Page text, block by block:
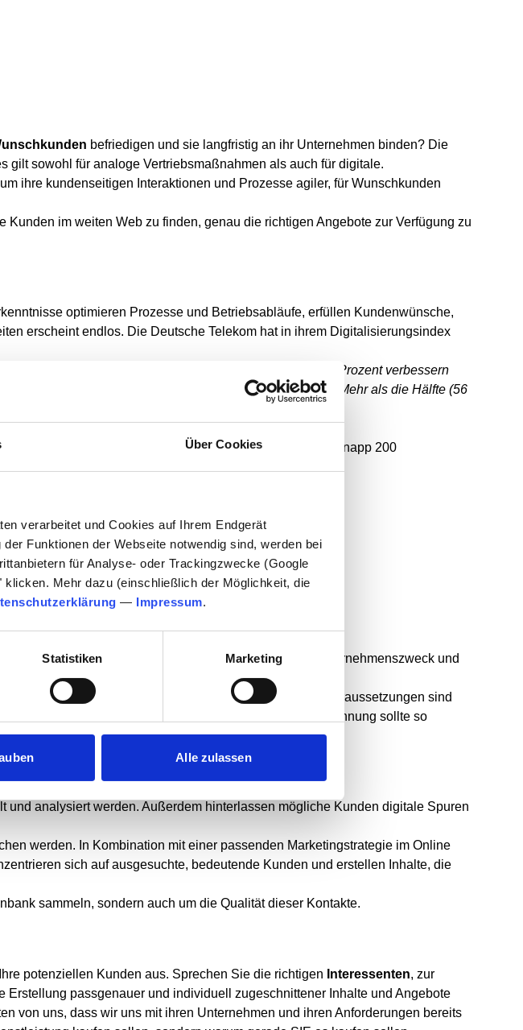
Über Cookies
verarbeitet und Cookies auf Ihrem Endgerät
Funktionen der Webseite notwendig sind, werden bei
für Analyse- oder Trackingzwecke (Google
Mehr dazu (einschließlich der Möglichkeit, die
— Impressum.
Statistiken Marketing
Alle zulassen
befriedigen und sie langfristig an ihr Unternehmen binden? Die
gilt sowohl für analoge Vertriebsmaßnahmen als auch für digitale.
ihre kundenseitigen Interaktionen und Prozesse agiler, für Wunschkunden
im weiten Web zu finden, genau die richtigen Angebote zur Verfügung zu
optimieren Prozesse und Betriebsabläufe, erfüllen Kundenwünsche,
erscheint endlos. Die Deutsche Telekom hat in ihrem Digitalisierungsindex
um 13 Prozent. 74 Prozent senkten ihre Kosten, 70 Prozent verbessern
ihre Wettbewerbsfähigkeit insgesamt zu verbessern. Mehr als die Hälfte (56
zu entwickeln."
Department der Ruhr-Universität Bochum und knapp 200
der Digitalisierung im Vertrieb eindeutig:
ab
und Wünsche der Kunden dreht. Der gesamte Unternehmenszweck und
werden zum Leitbild.
ist die Digitalisierung des B2B Vertriebs essentiell. Drei Voraussetzungen sind
müssen richtig analysiert werden, und die Kundengewinnung sollte so
und analysiert werden. Außerdem hinterlassen mögliche Kunden digitale Spuren
werden. In Kombination mit einer passenden Marketingstrategie im Online
sich auf ausgesuchte, bedeutende Kunden und erstellen Inhalte, die
sammeln, sondern auch um die Qualität dieser Kontakte.
potenziellen Kunden aus. Sprechen Sie die richtigen Interessenten, zur
passgenauer und individuell zugeschnittener Inhalte und Angebote
von uns, dass wir uns mit ihren Unternehmen und ihren Anforderungen bereits